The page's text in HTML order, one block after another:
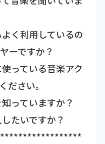
く利用しているの
ーですか？
っている音楽アク
ださい。
っていますか？
たいですか？